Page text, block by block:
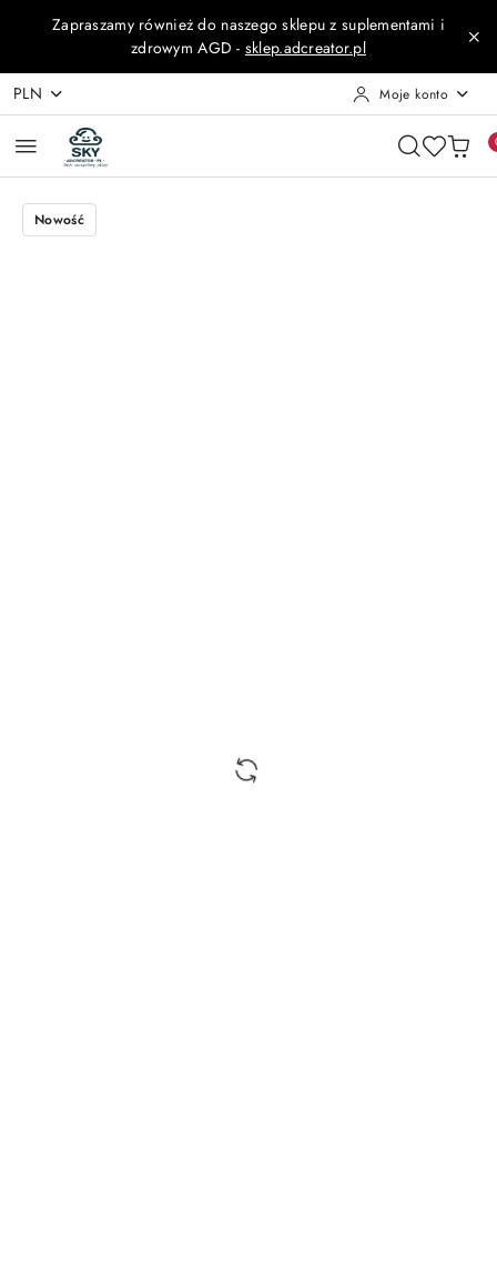
Przejdź do treści głównej
Przejdź do wyszukiwarki
Przejdź do moje konto
Przejdź do menu głównego
Przejdź do opisu produktu
Przejdź do stopki
Zapraszamy również do naszego sklepu z suplementami i
zdrowym AGD - sklep.adcreator.pl
PLN Moje konto
Nowość